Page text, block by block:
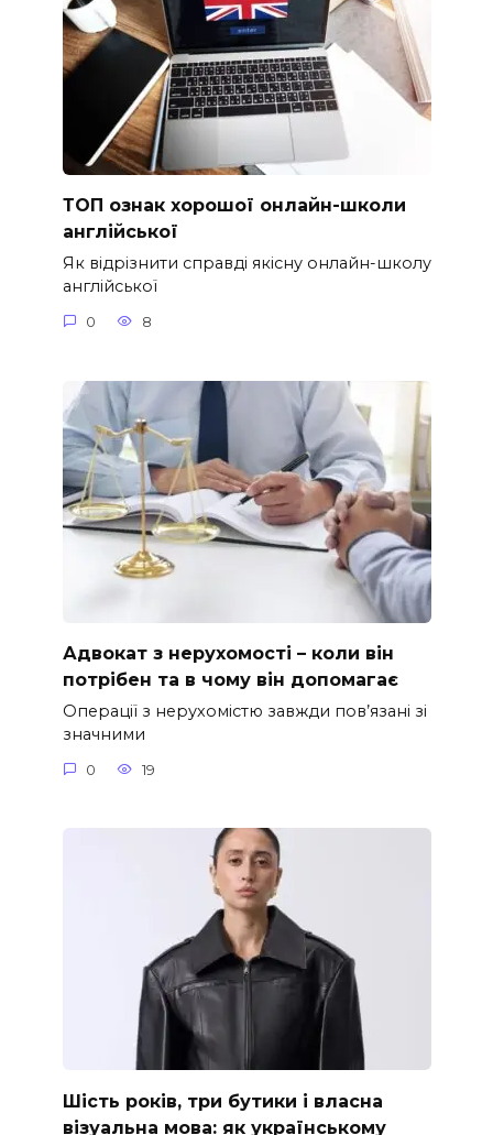
ТОП ознак хорошої онлайн-школи
англійської
Як відрізнити справді якісну онлайн-школу
англійської
0 8
Адвокат з нерухомості – коли він
потрібен та в чому він допомагає
Операції з нерухомістю завжди пов’язані зі
значними
0 19
Шість років, три бутики і власна
візуальна мова: як українському